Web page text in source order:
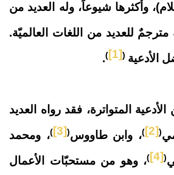
وأكثرها شيوعاً، وله العديد من
للعديد من اللغات العالميّة.
الأدعية (
[1]
)
.
المتواترة، فقد رواه العديد
(
[2]
)، وابن طاووس(
[3]
)، ومحمد
(
[4]
)، وهو من مستحبّات الأعمال